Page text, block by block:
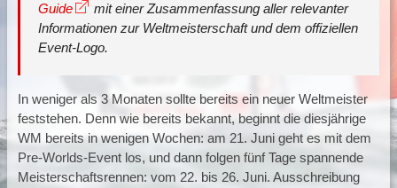
Guide
mit einer Zusammenfassung aller relevanter
Informationen zur Weltmeisterschaft und dem offiziellen
Event-Logo.
In weniger als 3 Monaten sollte bereits ein neuer Weltmeister
feststehen. Denn wie bereits bekannt, beginnt die diesjährige
WM bereits in wenigen Wochen: am 21. Juni geht es mit dem
Pre-Worlds-Event los, und dann folgen fünf Tage spannende
Meisterschaftsrennen: vom 22. bis 26. Juni. Ausschreibung